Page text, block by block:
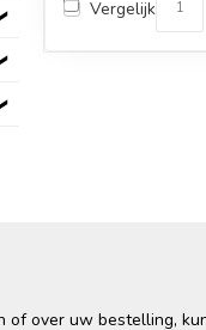
Vergelijk
of over uw bestelling,